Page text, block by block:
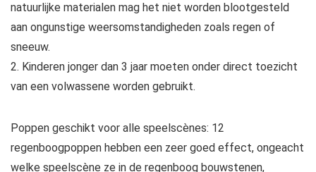
natuurlijke materialen mag het niet worden blootgesteld
aan ongunstige weersomstandigheden zoals regen of
sneeuw.
2. Kinderen jonger dan 3 jaar moeten onder direct toezicht
van een volwassene worden gebruikt.
Poppen geschikt voor alle speelscènes: 12
regenboogpoppen hebben een zeer goed effect, ongeacht
welke speelscène ze in de regenboog bouwstenen,